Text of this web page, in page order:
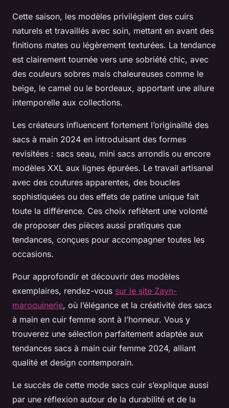
Cette saison, les modèles privilégient des cuirs
naturels et travaillés avec soin, mettant en avant des
finitions mates ou légèrement texturées. La tendance
est clairement tournée vers une sobriété chic, avec
des couleurs sobres mais chaleureuses comme le
beige, le camel ou le bordeaux, apportant une allure
intemporelle aux collections.
Les créateurs influencent fortement l’originalité des
sacs à main 2024 en introduisant des formes
revisitées : sacs seau, mini sacs arrondis ou encore
modèles XXL aux lignes épurées. Le travail artisanal
avec des coutures apparentes, des boucles
sophistiquées ou des effets de patine unique fait
toute la différence. Ces choix reflètent une volonté
de proposer des pièces aussi pratiques que
tendances, conçues pour accompagner toutes les
occasions.
Pour approfondir et découvrir des modèles
exemplaires, rendez-vous sur le site Zayn-
maroquinerie, où l’élégance et la créativité des sacs
à main en cuir femme sont à l’honneur. Vous y
trouverez une sélection parfaitement adaptée aux
tendances sacs à main cuir femme 2024, alliant
qualité et design contemporain.
Le succès de cette mode sacs cuir s’explique aussi
par une réflexion autour de la durabilité et de la